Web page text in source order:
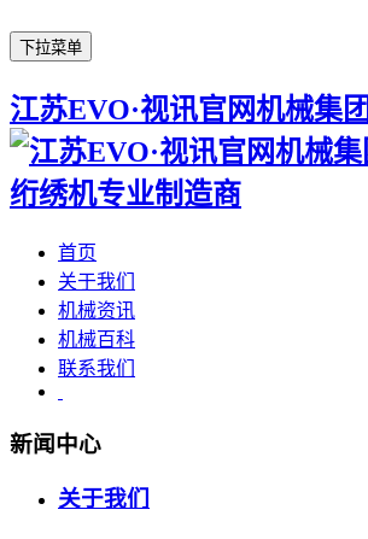
下拉菜单
江苏EVO·视讯官网机械集团
首页
关于我们
机械资讯
机械百科
联系我们
新闻中心
关于我们